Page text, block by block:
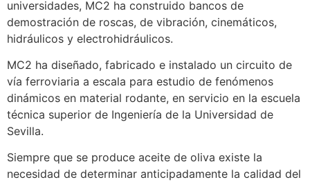
universidades, MC2 ha construido bancos de
demostración de roscas, de vibración, cinemáticos,
hidráulicos y electrohidráulicos.
MC2 ha diseñado, fabricado e instalado un circuito de
vía ferroviaria a escala para estudio de fenómenos
dinámicos en material rodante, en servicio en la escuela
técnica superior de Ingeniería de la Universidad de
Sevilla.
Siempre que se produce aceite de oliva existe la
necesidad de determinar anticipadamente la calidad del